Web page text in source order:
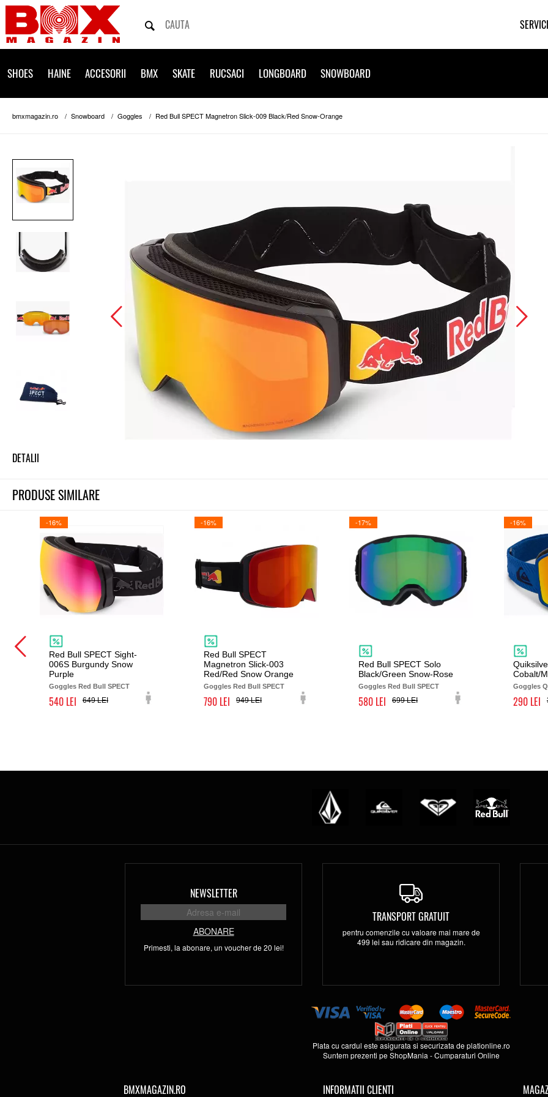
SHOES HAINE ACCESORII BMX SKATE RUCSACI LONGBOARD SNOWBOARD
bmxmagazin.ro Snowboard Goggles Red Bull SPECT Magnetron Slick-009 Black/Red Snow-Orange
DETALII
PRODUSE SIMILARE
-16%
Red Bull SPECT Sight-
006S Burgundy Snow
Purple
Goggles Red Bull SPECT
540 649
-16%
Red Bull SPECT
Magnetron Slick-003
Red/Red Snow Orange
Goggles Red Bull SPECT
790 949
-17%
Red Bull SPECT Solo
Black/Green Snow-Rose
Goggles Red Bull SPECT
580 699
-16%
Cobalt/
Goggles
290
NEWSLETTER
ABONARE
Primesti, la abonare, un voucher de 20 lei!
TRANSPORT GRATUIT
pentru comenzile cu valoare mai mare de
499 lei sau ridicare din magazin.
Plata cu cardul este asigurata si securizata deplationline.ro
Suntem prezenti peShopMania -Cumparaturi Online
BMXMAGAZIN.RO INFORMATII CLIENTI